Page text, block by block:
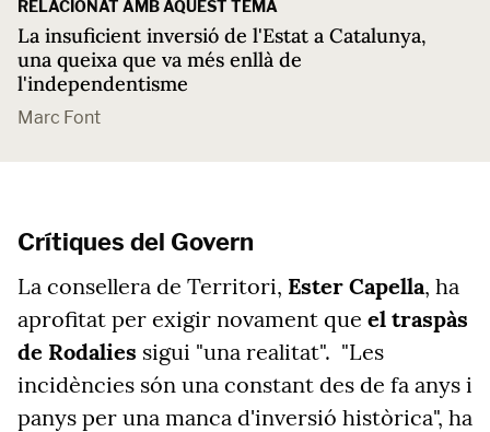
RELACIONAT AMB AQUEST TEMA
La insuficient inversió de l'Estat a Catalunya,
una queixa que va més enllà de
l'independentisme
Marc Font
Crítiques del Govern
La consellera de Territori, Ester Capella, ha
aprofitat per exigir novament que el traspàs
de Rodalies sigui "una realitat". "Les
incidències són una constant des de fa anys i
panys per una manca d'inversió històrica", ha